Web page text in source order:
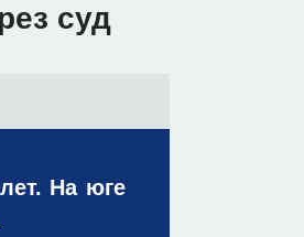
суд
На юге